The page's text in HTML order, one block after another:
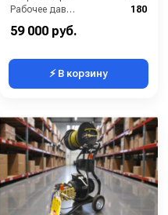
Рабочее давление (бар):
180
Мощность (кВт):
59 000 руб.
⚡ В корзину